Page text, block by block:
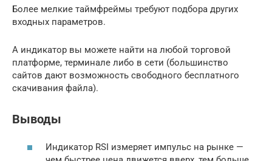
Более мелкие таймфреймы требуют подбора других
входных параметров.
А индикатор вы можете найти на любой торговой
платформе, терминале либо в сети (большинство
сайтов дают возможность свободного бесплатного
скачивания файла).
Выводы
Индикатор RSI измеряет импульс на рынке —